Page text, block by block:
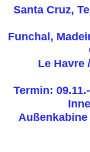
Santa Cruz,
Funchal,
Le Havre
Termin: